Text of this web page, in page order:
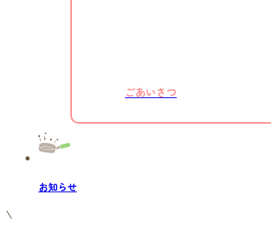
ごあいさつ
お知らせ